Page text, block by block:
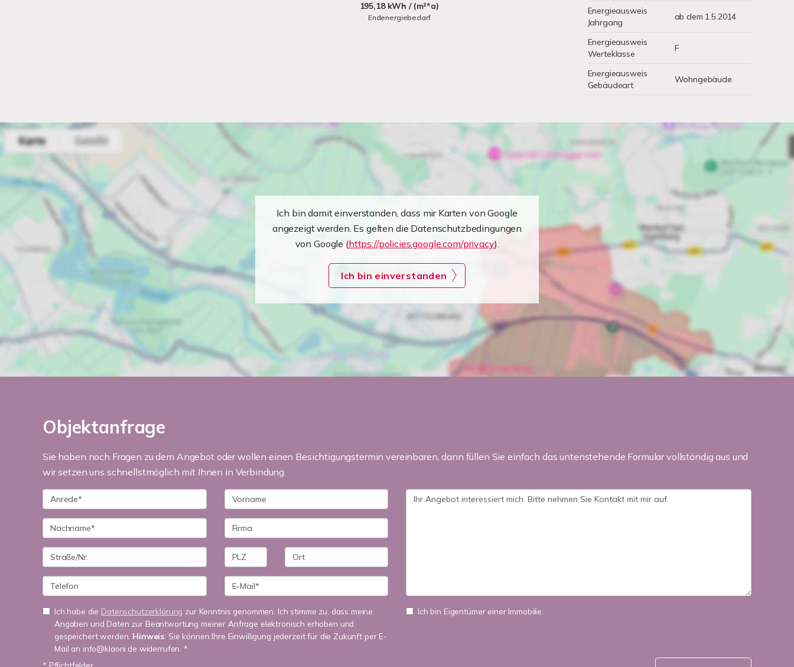
195,18 kWh / (m²*a)
Endenergiebedarf
Energieausweis
Jahrgang
ab dem 1.5.2014
Energieausweis
Werteklasse
F
Energieausweis
Gebäudeart
Wohngebäude
Ich bin damit einverstanden, dass mir Karten von Google
angezeigt werden. Es gelten die Datenschutzbedingungen
von Google (https://policies.google.com/privacy).
Ich bin einverstanden
Objektanfrage
Sie haben noch Fragen zu dem Angebot oder wollen einen Besichtigungstermin vereinbaren, dann füllen Sie einfach das untenstehende Formular vollständig aus und
wir setzen uns schnellstmöglich mit Ihnen in Verbindung.
Ich habe die Datenschutzerklärung zur Kenntnis genommen. Ich stimme zu, dass meine
Angaben und Daten zur Beantwortung meiner Anfrage elektronisch erhoben und
gespeichert werden. Hinweis: Sie können Ihre Einwilligung jederzeit für die Zukunft per E-
Mail an info@klaoni.de widerrufen. *
Ich bin Eigentümer einer Immobilie.
* Pflichtfelder